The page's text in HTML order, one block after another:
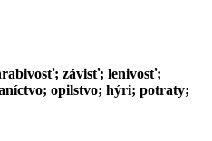
závisť; lenivosť;
opilstvo; hýri; potraty;